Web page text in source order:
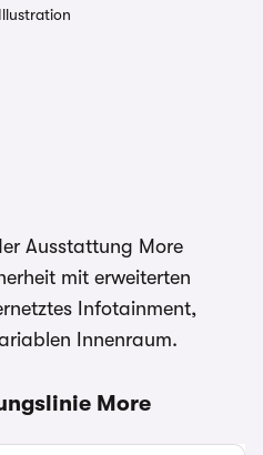
Ausstattung More
mit erweiterten
Infotainment,
Innenraum.
More